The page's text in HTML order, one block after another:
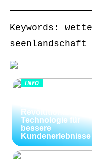
Keywords:
seenlandschaft
INFO
Revolutionäre
Technologie für
bessere
Kundenerlebnisse